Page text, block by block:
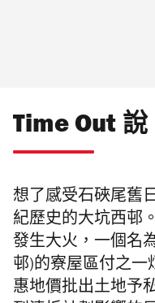
Time Out 說
想了感受石硤尾舊
紀歷史的大坑西邨
發生大火，一個名
邨)的寮屋區付之一
惠地價批出土地予